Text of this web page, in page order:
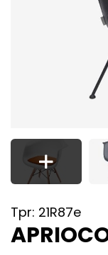
Tpr: 21R87e